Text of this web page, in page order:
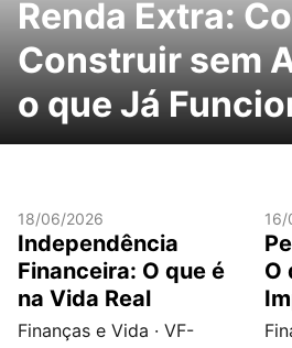
Renda Extra:
Construir sem
o que Já
18/06/2026
Independência
Financeira: O que é
na Vida Real
Finanças e Vida · VF-
O